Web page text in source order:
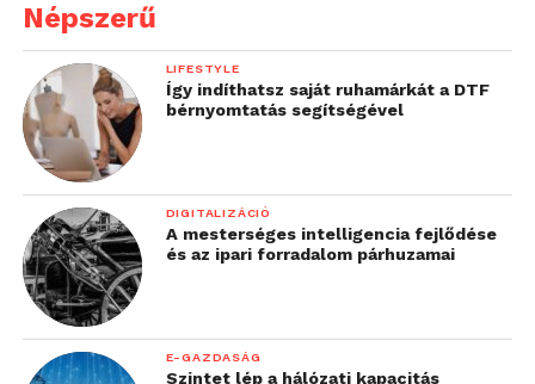
Népszerű
LIFESTYLE
Így indíthatsz saját ruhamárkát a DTF
bérnyomtatás segítségével
DIGITALIZÁCIÓ
A mesterséges intelligencia fejlődése
és az ipari forradalom párhuzamai
E-GAZDASÁG
Szintet lép a hálózati kapacitás